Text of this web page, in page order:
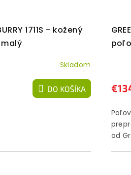
1711S - kožený
Skladom
DO KOŠÍKA
od